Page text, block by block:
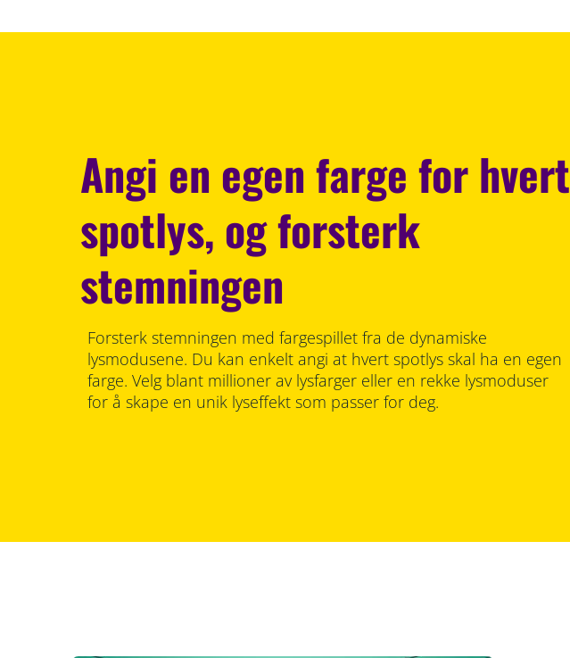
Angi en egen farge for hvert
spotlys, og forsterk
stemningen
Forsterk stemningen med fargespillet fra de dynamiske
lysmodusene. Du kan enkelt angi at hvert spotlys skal ha en egen
farge. Velg blant millioner av lysfarger eller en rekke lysmoduser
for å skape en unik lyseffekt som passer for deg.